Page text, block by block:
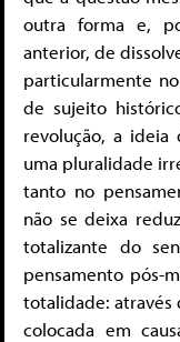
outra forma e,
anterior, de
particularmente
de sujeito
revolução, a
uma pluralidade
tanto no
não se deixa
totalizante do
pensamento pós-
totalidade: através
colocada em